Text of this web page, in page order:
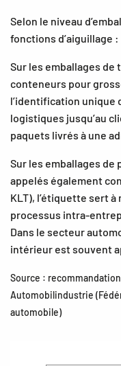
Selon le niveau
fonctions d’aiguillage :
Sur les emballages
conteneurs pour
l’identification unique
logistiques jusqu’au
paquets livrés à une
Sur les emballages
appelés également
KLT), l’étiquette sert
processus intra-
Dans le secteur
intérieur est souvent
Source :
Automobilindustrie
automobile)